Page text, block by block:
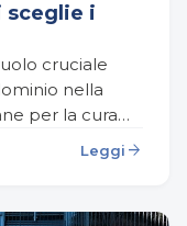
sceglie i
cruciale
nella
per la cura
Leggi arrow_forward